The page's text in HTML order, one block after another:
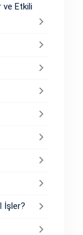
ve Etkili
İşler?